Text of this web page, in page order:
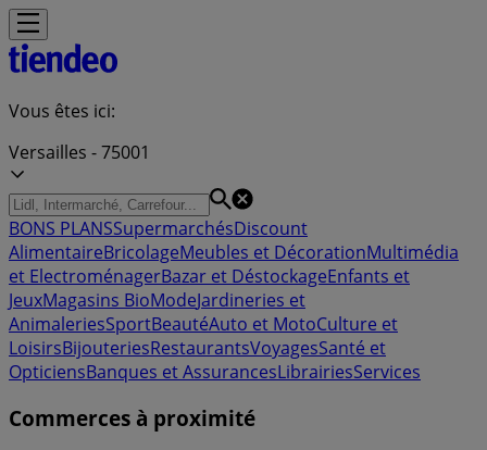
Vous êtes ici:
Versailles - 75001
BONS PLANSSupermarchésDiscount
AlimentaireBricolageMeubles et DécorationMultimédia
et ElectroménagerBazar et DéstockageEnfants et
JeuxMagasins BioModeJardineries et
AnimaleriesSportBeautéAuto et MotoCulture et
LoisirsBijouteriesRestaurantsVoyagesSanté et
OpticiensBanques et AssurancesLibrairiesServices
Commerces à proximité